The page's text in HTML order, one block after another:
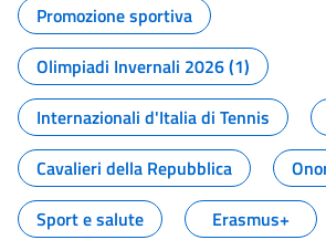
Promozione sportiva
Olimpiadi Invernali 2026 (1)
Internazionali d'Italia di Tennis
Cavalieri della Repubblica
Sport e salute
Erasmus+